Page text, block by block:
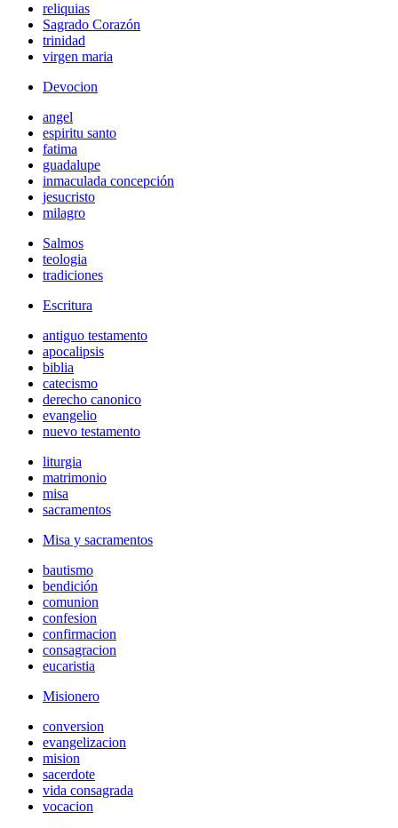
reliquias
Sagrado Corazón
trinidad
virgen maria
Devocion
angel
espiritu santo
fatima
guadalupe
inmaculada concepción
jesucristo
milagro
Salmos
teologia
tradiciones
Escritura
antiguo testamento
apocalipsis
biblia
catecismo
derecho canonico
evangelio
nuevo testamento
liturgia
matrimonio
misa
sacramentos
Misa y sacramentos
bautismo
bendición
comunion
confesion
confirmacion
consagracion
eucaristia
Misionero
conversion
evangelizacion
mision
sacerdote
vida consagrada
vocacion